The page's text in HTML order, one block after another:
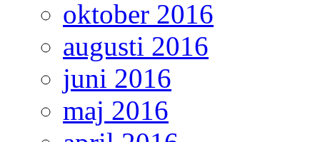
oktober 2016
augusti 2016
juni 2016
maj 2016